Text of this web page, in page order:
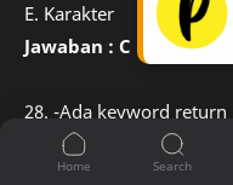
E. Karakter
Jawaban : C
28. -Ada keyword return
-Ada tipe data yang
-Tidak ada keyword void